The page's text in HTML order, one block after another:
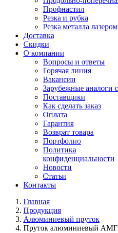
Профнастил
Резка и рубка
Резка металла лазером
Доставка
Скидки
О компании
Вопросы и ответы
Горячая линия
Вакансии
Зарубежные аналоги
Поставщики
Как сделать заказ
Оплата
Гарантия
Возврат товара
Портфолио
Политика
конфиденциальности
Новости
Статьи
Контакты
Главная
Продукция
Алюминиевый пруток
Пруток алюминиевый